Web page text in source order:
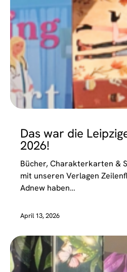
Das war die
2026!
Bücher, Charakterkarten &
mit unseren Verlagen
Adnew haben…
April 13, 2026